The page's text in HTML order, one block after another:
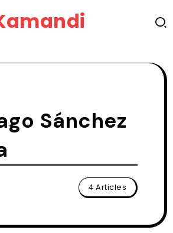
Sánchez
4 Articles